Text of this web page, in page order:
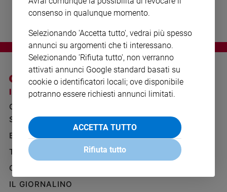
Volontariato
Diritti
Aziende
di
valore
settimana
Migranti
Diversità
inclusione
Costume
I SITI SAN PAOLO
GRUPPO EDITORIALE
SAN PAOLO
BENESSERE
TELENOVA
GAZZETTA D'ALBA
IL GIORNALINO
NOTE LEGALI
INFORMATIVA
WHISTLEBLOWING
SOCIAL
consenso in qualunque momento.
Selezionando 'Accetta tutto', vedrai più spesso
annunci su argomenti che ti interessano.
Selezionando 'Rifiuta tutto', non verranno
attivati annunci Google standard basati su
cookie o identificatori locali; ove disponibile
potranno essere richiesti annunci limitati.
ACCETTA TUTTO
Rifiuta tutto